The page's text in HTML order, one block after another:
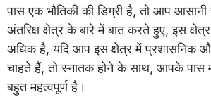
पास एक भौतिकी की डिग्री है, तो आप
अंतरिक्ष क्षेत्र के बारे में बात करते हुए, इस
अधिक है, यदि आप इस क्षेत्र में प्रशासनिक
चाहते हैं, तो स्नातक होने के साथ, आपके पास
बहुत महत्वपूर्ण है।